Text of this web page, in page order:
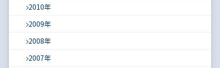
2010年
2009年
2008年
2007年